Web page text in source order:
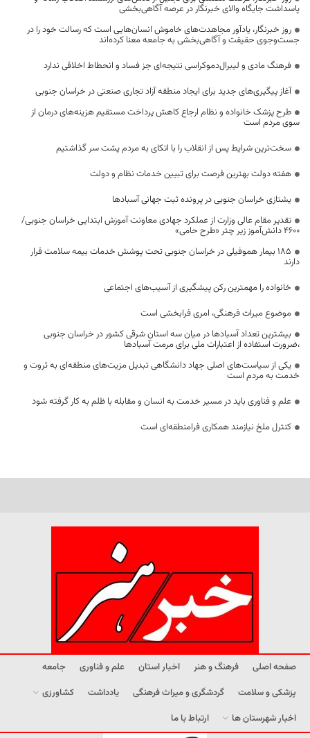
پاسداشت جایگاه والای خبرنگار در عرصه آگاهی‌بخشی
روز خبرنگار، یادآور مجاهدت‌های خاموش انسان‌هایی است که رسالت خود را در
جست‌وجوی حقیقت و آگاهی‌بخشی به جامعه معنا کرده‌اند
فرهنگ مادی و لیبرال‌دموکراسی نتیجه‌ای جز فساد و انحطاط اخلاقی ندارد
آغاز پیگیری‌های جدید برای ایجاد منطقه آزاد تجاری صنعتی در خراسان جنوبی
طرح پزشک خانواده و نظام ارجاع کاهش پرداخت مستقیم هزینه‌های درمان از
سوی مردم است
سخت‌ترین شرایط پس از انقلاب را با اتکای به مردم پشت سر گذاشتیم
هفته دولت بهترین فرصت برای تبیین خدمات نظام و دولت
یشتازی خراسان جنوبی در پرونده ثبت جهانی آسبادها
تقدیر مقام عالی وزارت از عملکرد جهادی معاونت آموزش ابتدایی خراسان جنوبی/
۴۶۰۰ دانش‌آموز زیر چتر «طرح حامی»
۱۸۵ بیمار هموفیلی در خراسان جنوبی تحت پوشش خدمات بیمه سلامت قرار
دارند
خانواده را مهمترین رکن پیشگیری از آسیب‌های اجتماعی
موضوع میراث فرهنگی، امری فرابخشی است
بیشترین تعداد آسبادها در میان سه استان شرقی کشور در خراسان جنوبی
،ضرورت استفاده از اعتبارات ملی برای مرمت آسبادها
یکی از سیاست‌های اصلی جهاد دانشگاهی تبدیل مزیت‌های منطقه‌ای به ثروت و
خدمت به مردم است
علم و فناوری باید در مسیر خدمت به انسان و مقابله با ظلم به کار گرفته شود
کنترل ملخ نیازمند همکاری فرامنطقه‌ای است
صفحه اصلی فرهنگ و هنر اخبار استان علم و فناوری
جامعه
پزشکی و سلامت
گردشگری و میراث فرهنگی یادداشت
کشاورزی
اخبار شهرستان ها
ارتباط با ما